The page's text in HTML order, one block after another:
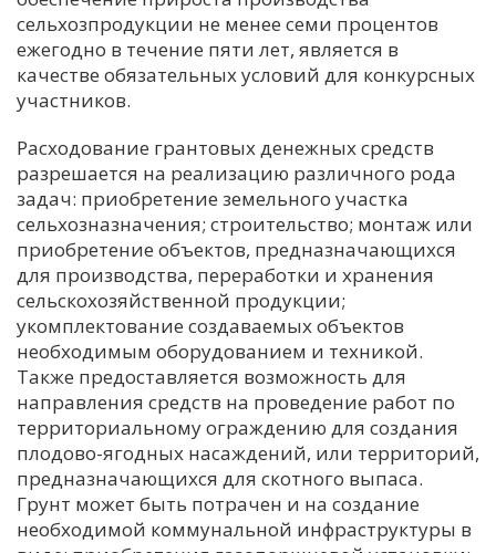
сельхозпродукции не менее семи процентов
ежегодно в течение пяти лет, является в
качестве обязательных условий для конкурсных
участников.
Расходование грантовых денежных средств
разрешается на реализацию различного рода
задач: приобретение земельного участка
сельхозназначения; строительство; монтаж или
приобретение объектов, предназначающихся
для производства, переработки и хранения
сельскохозяйственной продукции;
укомплектование создаваемых объектов
необходимым оборудованием и техникой.
Также предоставляется возможность для
направления средств на проведение работ по
территориальному ограждению для создания
плодово-ягодных насаждений, или территорий,
предназначающихся для скотного выпаса.
Грунт может быть потрачен и на создание
необходимой коммунальной инфраструктуры в